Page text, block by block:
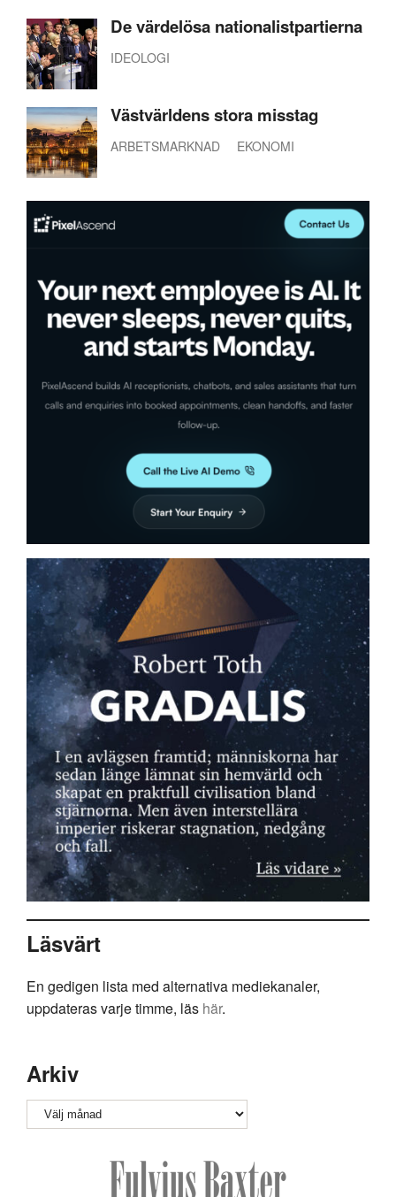
De värdelösa nationalistpartierna
IDEOLOGI
Västvärldens stora misstag
ARBETSMARKNAD EKONOMI
Läsvärt
En gedigen lista med alternativa mediekanaler,
uppdateras varje timme, läs här.
Arkiv
Arkiv